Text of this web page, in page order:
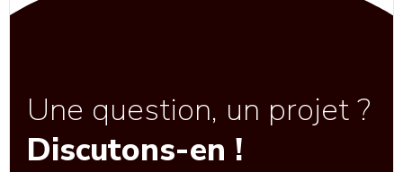
Une question, un projet ?
Discutons-en !